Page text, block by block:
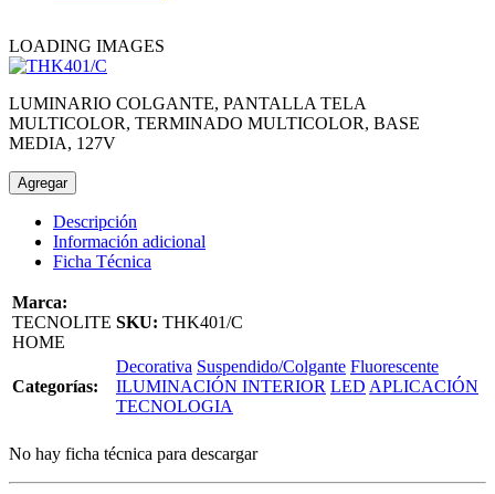
LOADING IMAGES
LUMINARIO COLGANTE, PANTALLA TELA
MULTICOLOR, TERMINADO MULTICOLOR, BASE
MEDIA, 127V
Agregar
Descripción
Información adicional
Ficha Técnica
Marca:
TECNOLITE
HOME
SKU: THK401/C
Categorías:
Decorativa Suspendido/Colgante Fluorescente
ILUMINACIÓN INTERIOR LED APLICACIÓN
TECNOLOGIA
No hay ficha técnica para descargar